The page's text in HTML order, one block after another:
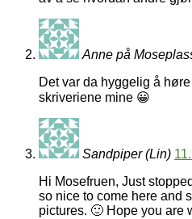
Anne på
Det var da hyggelig å
skriveriene mine 😀
Sandpiper (Lin)
Hi Mosefruen, Just
so nice to come here and
pictures. 🙂 Hope you are